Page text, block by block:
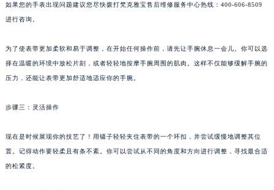
如果您的手表出现问题建议您尽快拨打梵克雅宝售后维修服务中心热线：400-606-8509
进行咨询。
为了使表带更加柔软和易于调整，在开始任何操作前，请先让手腕休息一会儿。你可以选
择在温暖的环境中放松片刻，或者轻轻地按摩手腕周围的肌肉。这样不仅能够缓解手腕的
压力，还能让表带更加舒适地适应你的手腕。
步骤三：灵活操作
现在是时候展现你的技艺了！用镊子轻轻夹住表带的一个环扣，并尝试缓慢地调整其位
置。记得动作要轻柔且有条不紊。你可以尝试从不同的角度和方向进行调整，寻找最合适
的松紧度。